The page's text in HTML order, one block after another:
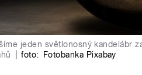
jeden světlonosný kandelábr
foto: Fotobanka Pixabay